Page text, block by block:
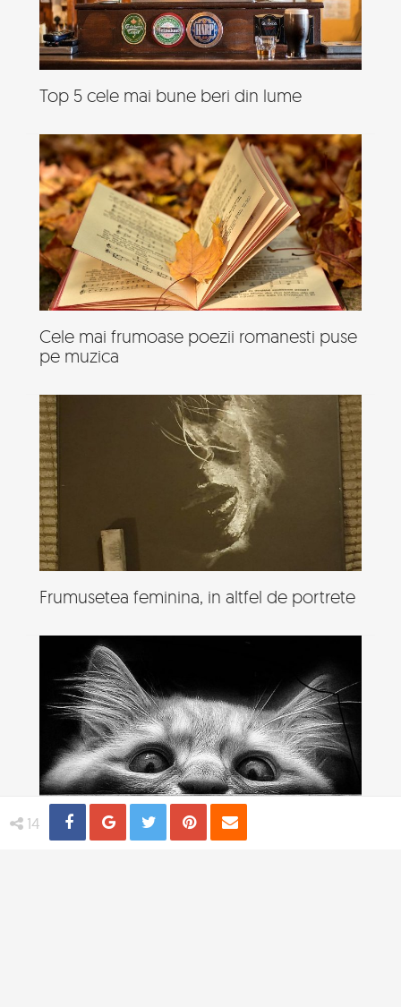
14 Share Distribuie
Tweet Pin
Top 5 cele mai bune beri din lume
Cele mai frumoase poezii romanesti puse
pe muzica
Frumusetea feminina, in altfel de portrete
Viata de pisica, in poze adorabile